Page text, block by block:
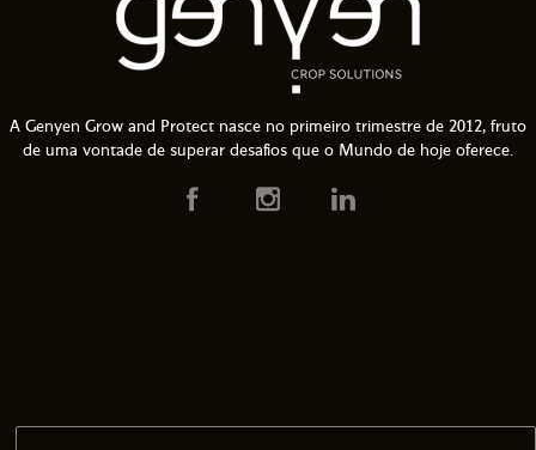
A Genyen Grow and Protect nasce no primeiro trimestre de 2012, fruto
de uma vontade de superar desafios que o Mundo de hoje oferece.